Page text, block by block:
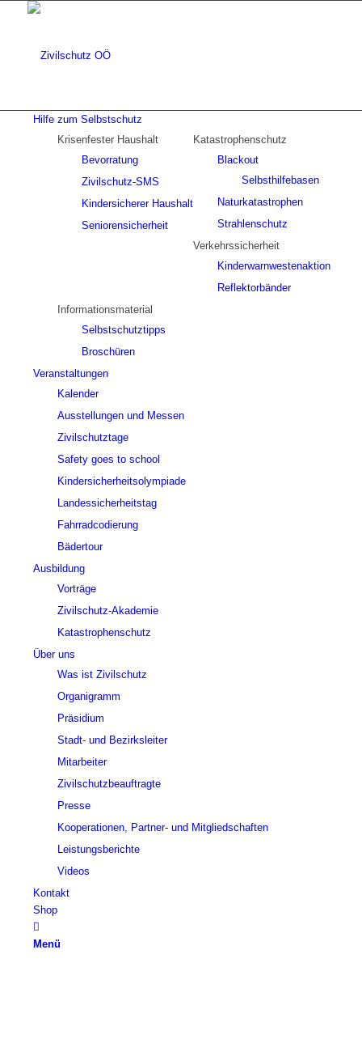
Hilfe zum Selbstschutz
Krisenfester Haushalt
Bevorratung
Zivilschutz-SMS
Kindersicherer Haushalt
Seniorensicherheit
Katastrophenschutz
Blackout
Selbsthilfebasen
Naturkatastrophen
Strahlenschutz
Verkehrssicherheit
Kinderwarnwestenaktion
Reflektorbänder
Informationsmaterial
Selbstschutztipps
Broschüren
Veranstaltungen
Kalender
Ausstellungen und Messen
Zivilschutztage
Safety goes to school
Kindersicherheitsolympiade
Landessicherheitstag
Fahrradcodierung
Bädertour
Ausbildung
Vorträge
Zivilschutz-Akademie
Katastrophenschutz
Über uns
Was ist Zivilschutz
Organigramm
Präsidium
Stadt- und Bezirksleiter
Mitarbeiter
Zivilschutzbeauftragte
Presse
Kooperationen, Partner- und Mitgliedschaften
Leistungsberichte
Videos
Kontakt
Shop
Menü